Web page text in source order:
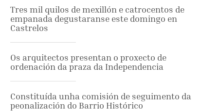
Tres mil quilos de mexillón e catrocentos de
empanada degustaranse este domingo en
Castrelos
Os arquitectos presentan o proxecto de
ordenación da praza da Independencia
Constituída unha comisión de seguimento da
peonalización do Barrio Histórico